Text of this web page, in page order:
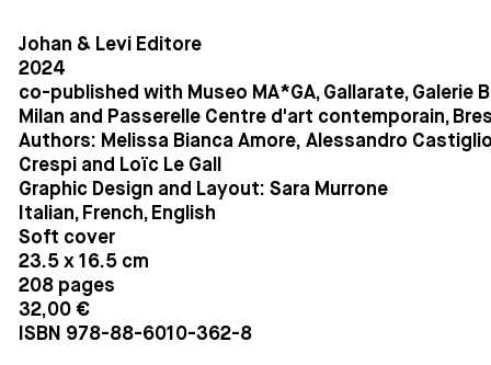
Johan & Levi Editore
2024
co-published with Museo MA*GA, Gallarate, Galerie
Milan and Passerelle Centre d'art contemporain,
Authors: Melissa Bianca Amore, Alessandro
Crespi and Loïc Le Gall
Graphic Design and Layout: Sara Murrone
Italian, French, English
Soft cover
23.5 x 16.5 cm
208 pages
32,00 €
ISBN 978-88-6010-362-8